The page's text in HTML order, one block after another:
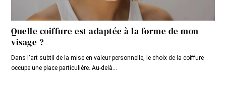
Quelle coiffure est adaptée à la forme de mon
visage ?
Dans l'art subtil de la mise en valeur personnelle, le choix de la coiffure
occupe une place particulière. Au-delà...